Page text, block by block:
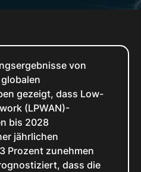
von
gezeigt, dass Low-
(LPWAN)-
bis 2028
jährlichen
Prozent zunehmen
dass die